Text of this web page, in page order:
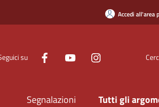
Accedi all'area
su
Segnalazioni Tutti gli